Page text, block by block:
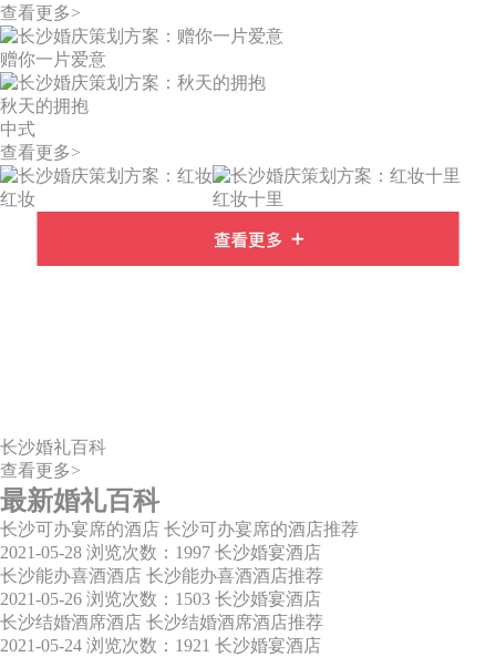
查看更多>
赠你一片爱意
秋天的拥抱
中式
查看更多>
红妆 红妆十里
长沙婚礼百科
查看更多>
最新婚礼百科
长沙可办宴席的酒店 长沙可办宴席的酒店推荐
2021-05-28 浏览次数：1997 长沙婚宴酒店
长沙能办喜酒酒店 长沙能办喜酒酒店推荐
2021-05-26 浏览次数：1503 长沙婚宴酒店
长沙结婚酒席酒店 长沙结婚酒席酒店推荐
2021-05-24 浏览次数：1921 长沙婚宴酒店